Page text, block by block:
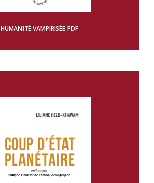
HUMANITÉ VAMPIRISÉE PDF